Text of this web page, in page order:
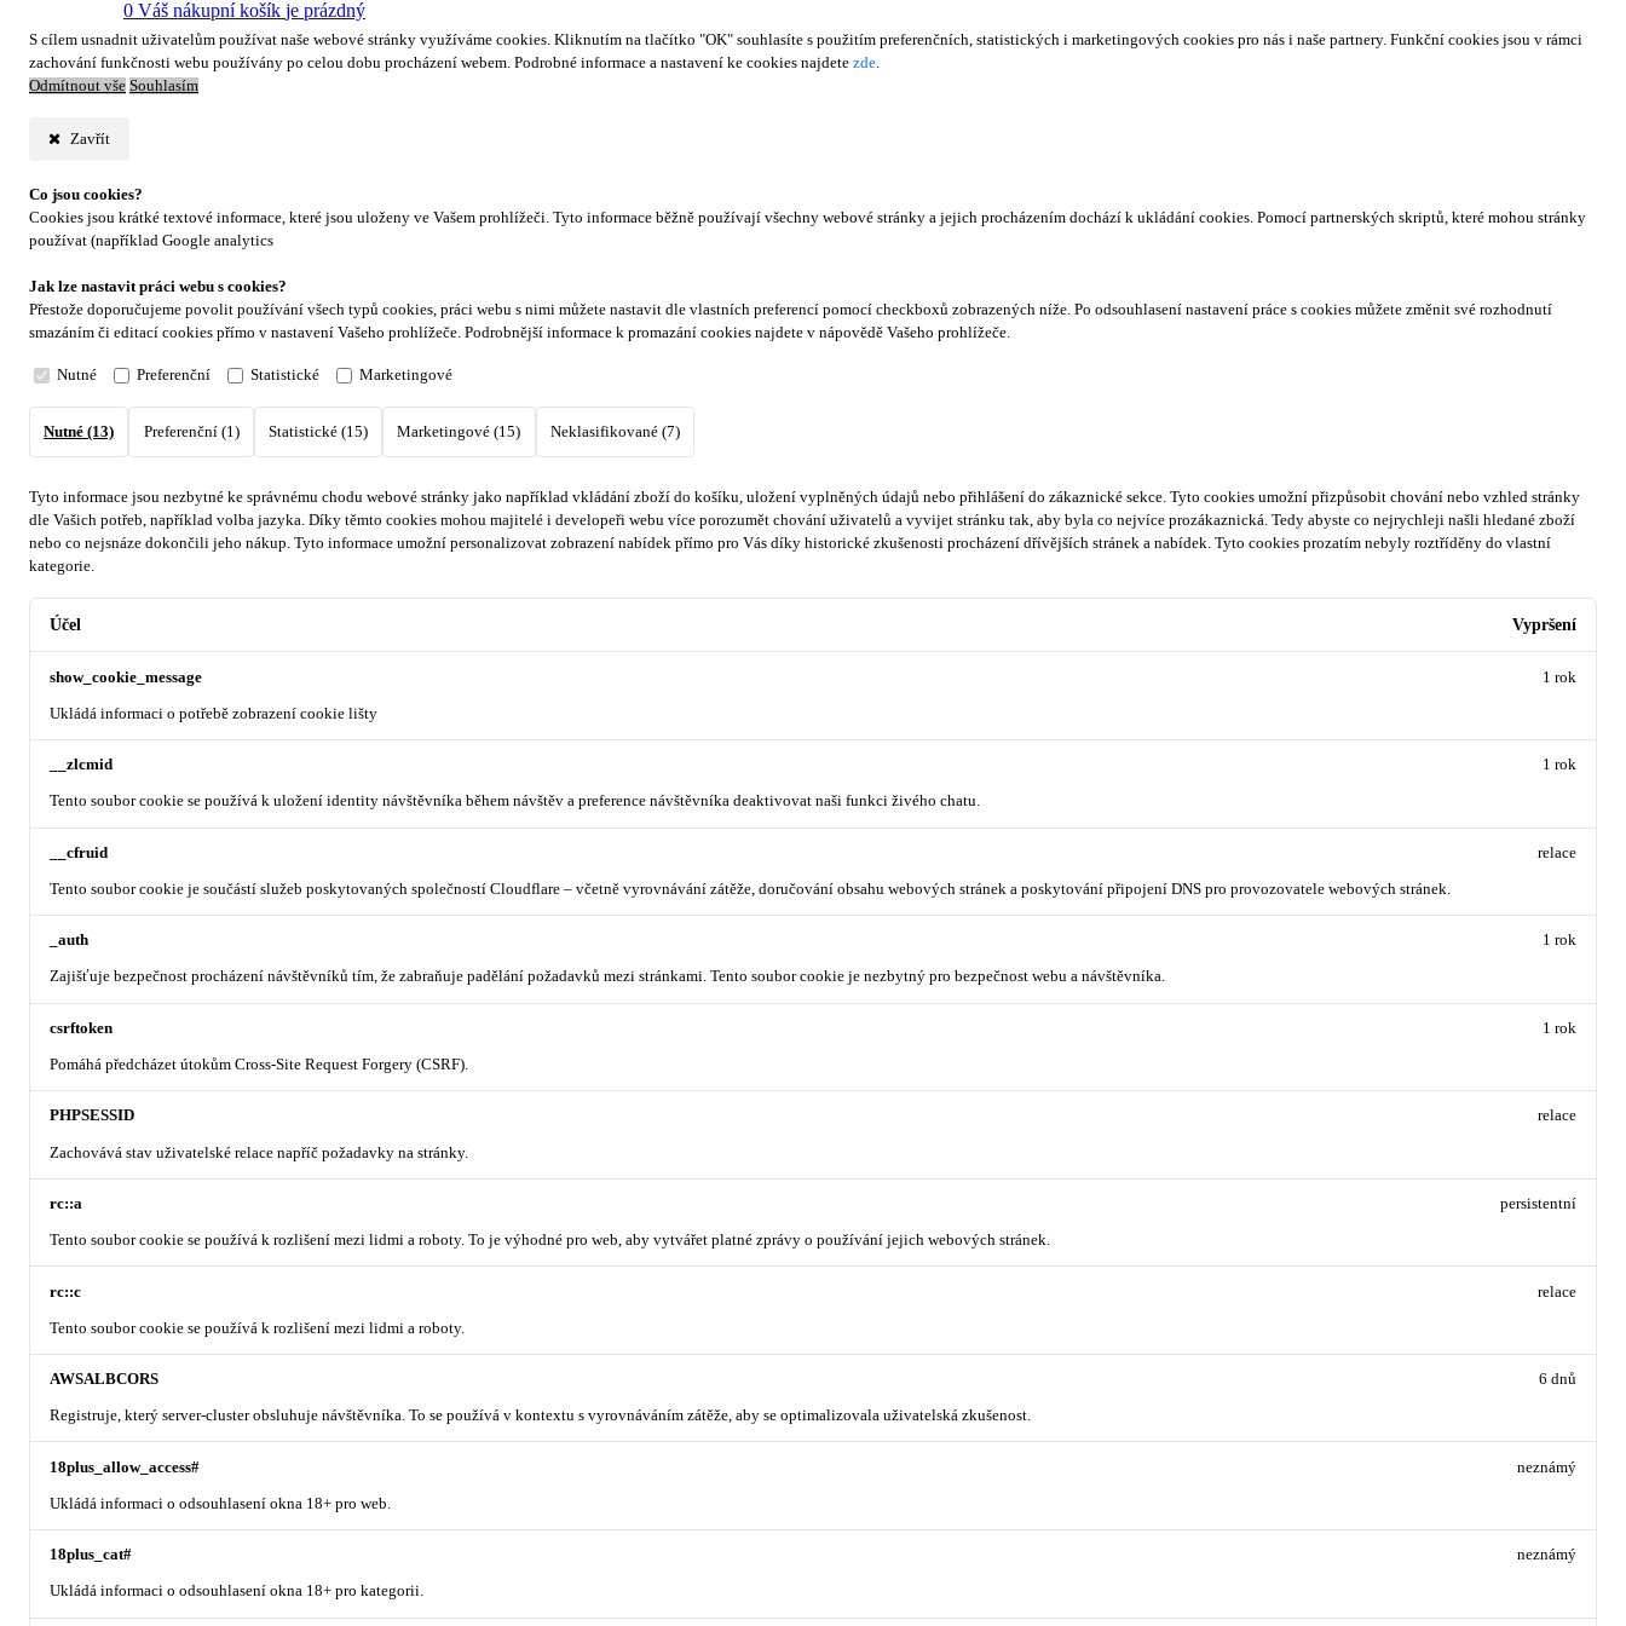
S cílem usnadnit uživatelům používat naše webové stránky využíváme cookies. Kliknutím na tlačítko "OK" souhlasíte s použitím preferenčních, statistických i marketingových cookies pro nás i naše partnery. Funkční cookies jsou v rámci
zachování funkčnosti webu používány po celou dobu procházení webem. Podrobné informace a nastavení ke cookies najdete zde.
Odmítnout vše Souhlasím
Zavřít
Co jsou cookies?
Cookies jsou krátké textové informace, které jsou uloženy ve Vašem prohlížeči. Tyto informace běžně používají všechny webové stránky a jejich procházením dochází k ukládání cookies. Pomocí partnerských skriptů, které mohou stránky
používat (například Google analytics
Jak lze nastavit práci webu s cookies?
Přestože doporučujeme povolit používání všech typů cookies, práci webu s nimi můžete nastavit dle vlastních preferencí pomocí checkboxů zobrazených níže. Po odsouhlasení nastavení práce s cookies můžete změnit své rozhodnutí
smazáním či editací cookies přímo v nastavení Vašeho prohlížeče. Podrobnější informace k promazání cookies najdete v nápovědě Vašeho prohlížeče.
Nutné Preferenční Statistické Marketingové
Nutné (13) Preferenční (1) Statistické (15) Marketingové (15) Neklasifikované (7)
Tyto informace jsou nezbytné ke správnému chodu webové stránky jako například vkládání zboží do košíku, uložení vyplněných údajů nebo přihlášení do zákaznické sekce. Tyto cookies umožní přizpůsobit chování nebo vzhled stránky
dle Vašich potřeb, například volba jazyka. Díky těmto cookies mohou majitelé i developeři webu více porozumět chování uživatelů a vyvijet stránku tak, aby byla co nejvíce prozákaznická. Tedy abyste co nejrychleji našli hledané zboží
nebo co nejsnáze dokončili jeho nákup. Tyto informace umožní personalizovat zobrazení nabídek přímo pro Vás díky historické zkušenosti procházení dřívějších stránek a nabídek. Tyto cookies prozatím nebyly roztříděny do vlastní
kategorie.
Účel Vypršení
show_cookie_message
Ukládá informaci o potřebě zobrazení cookie lišty
1 rok
__zlcmid
Tento soubor cookie se používá k uložení identity návštěvníka během návštěv a preference návštěvníka deaktivovat naši funkci živého chatu.
1 rok
__cfruid
Tento soubor cookie je součástí služeb poskytovaných společností Cloudflare – včetně vyrovnávání zátěže, doručování obsahu webových stránek a poskytování připojení DNS pro provozovatele webových stránek.
relace
_auth
Zajišťuje bezpečnost procházení návštěvníků tím, že zabraňuje padělání požadavků mezi stránkami. Tento soubor cookie je nezbytný pro bezpečnost webu a návštěvníka.
1 rok
csrftoken
Pomáhá předcházet útokům Cross-Site Request Forgery (CSRF).
1 rok
PHPSESSID
Zachovává stav uživatelské relace napříč požadavky na stránky.
relace
rc::a
Tento soubor cookie se používá k rozlišení mezi lidmi a roboty. To je výhodné pro web, aby vytvářet platné zprávy o používání jejich webových stránek.
persistentní
rc::c
Tento soubor cookie se používá k rozlišení mezi lidmi a roboty.
relace
AWSALBCORS
Registruje, který server-cluster obsluhuje návštěvníka. To se používá v kontextu s vyrovnáváním zátěže, aby se optimalizovala uživatelská zkušenost.
6 dnů
18plus_allow_access#
Ukládá informaci o odsouhlasení okna 18+ pro web.
neznámý
18plus_cat#
Ukládá informaci o odsouhlasení okna 18+ pro kategorii.
neznámý
0 Váš nákupní košík je prázdný